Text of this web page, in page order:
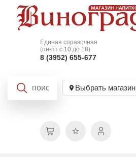
Единая справочная
(пн-пт с 10 до 18)
8 (3952) 655-677
Выбрать магазин